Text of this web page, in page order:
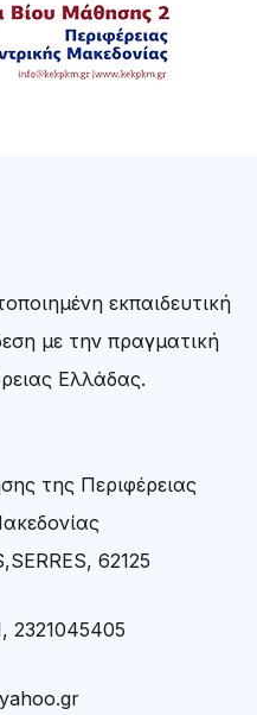
εκπαιδευτική
με την πραγματική
Ελλάδας.
της Περιφέρειας
62125
2321045405